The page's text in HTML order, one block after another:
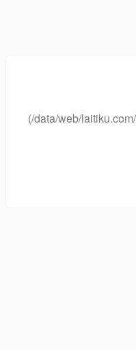
(/data/web/